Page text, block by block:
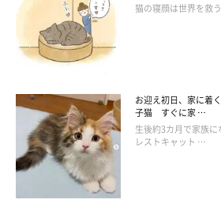
猫の寝顔は世界を救う
お迎え初日、家に着
子猫 すぐに家 …
生後約3カ月で家族
レストキャット …